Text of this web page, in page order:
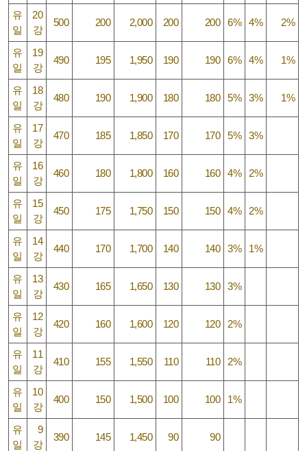
유
일
20
강
500 200 2,000 200 200 6% 4% 2%
유
일
19
강
490 195 1,950 190 190 6% 4% 1%
유
일
18
강
480 190 1,900 180 180 5% 3% 1%
유
일
17
강
470 185 1,850 170 170 5% 3%
유
일
16
강
460 180 1,800 160 160 4% 2%
유
일
15
강
450 175 1,750 150 150 4% 2%
유
일
14
강
440 170 1,700 140 140 3% 1%
유
일
13
강
430 165 1,650 130 130 3%
유
일
12
강
420 160 1,600 120 120 2%
유
일
11
강
410 155 1,550 110 110 2%
유
일
10
강
400 150 1,500 100 100 1%
유
일
9
강
390 145 1,450 90 90